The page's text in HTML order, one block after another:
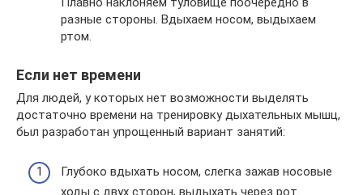
разные стороны. Вдыхаем носом, выдыхаем
ртом.
Если нет времени
Для людей, у которых нет возможности выделять
достаточно времени на тренировку дыхательных мышц,
был разработан упрощенный вариант занятий:
Глубоко вдыхать носом, слегка зажав носовые
ходы с двух сторон, выдыхать через рот.